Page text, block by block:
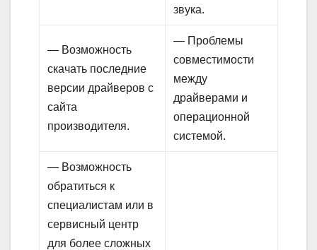
звука.
— Возможность
скачать последние
версии драйверов с
сайта
производителя.
— Проблемы
совместимости
между
драйверами и
операционной
системой.
— Возможность
обратиться к
специалистам или в
сервисный центр
для более сложных